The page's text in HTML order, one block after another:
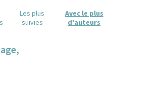
Les plus
suivies
Avec le plus
d'auteurs